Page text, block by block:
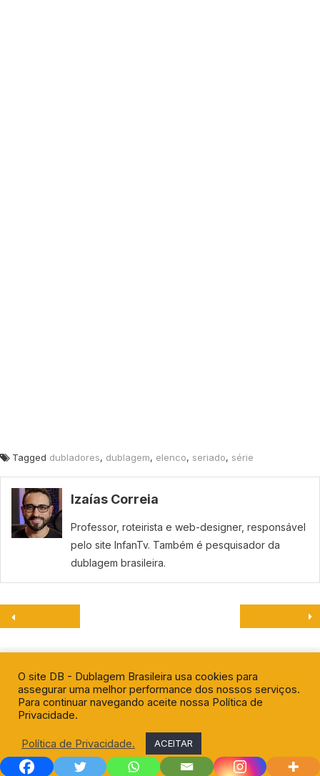
Tagged dubladores, dublagem, elenco, seriado, série
Izaías Correia
Professor, roteirista e web-designer, responsável
pelo site InfanTv. Também é pesquisador da
dublagem brasileira.
Deixe um comentário
O seu endereço de e-mail não será publicado.
Campos obrigatórios são marcados com
Comentário*
O site DB - Dublagem Brasileira usa cookies para
assegurar uma melhor performance dos nossos serviços.
Para continuar navegando aceite nossa Política de
Privacidade.
Política de Privacidade. ACEITAR